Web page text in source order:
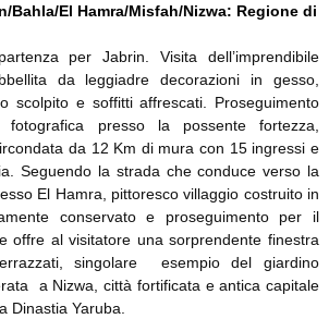
Bahla/El Hamra/Misfah/Nizwa: Regione di
per Jabrin. Visita dell’imprendibile
da leggiadre decorazioni in gesso,
scolpito e soffitti affrescati. Proseguimento
presso la possente fortezza,
da 12 Km di mura con 15 ingressi e
Seguendo la strada che conduce verso la
El Hamra, pittoresco villaggio costruito in
conservato e proseguimento per il
offre al visitatore una sorprendente finestra
singolare esempio del giardino
a Nizwa, città fortificata e antica capitale
Dinastia Yaruba.